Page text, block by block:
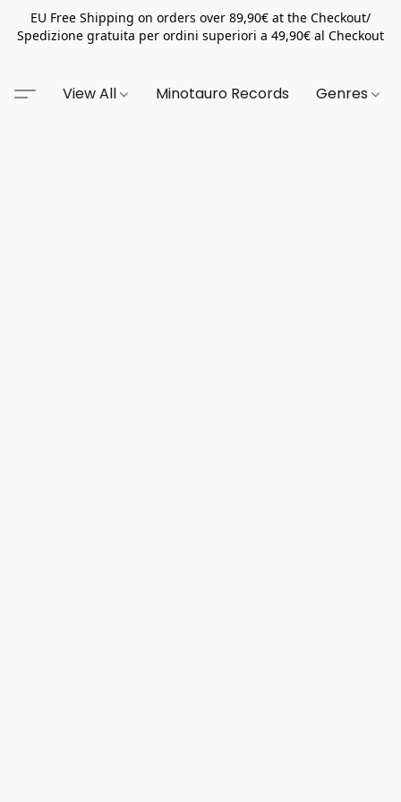
EU Free Shipping on orders over 89,90€ at the Checkout/
Spedizione gratuita per ordini superiori a 49,90€ al Checkout
View All Minotauro Records Genres